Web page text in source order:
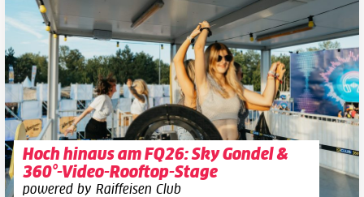
Hoch hinaus am FQ26: Sky Gondel &
360°-Video-Rooftop-Stage
powered by Raiffeisen Club